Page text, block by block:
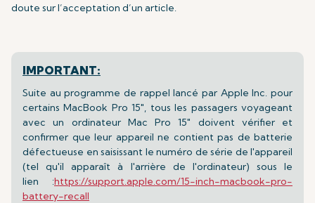
doute sur l’acceptation d’un article.
IMPORTANT:
Suite au programme de rappel lancé par Apple Inc. pour
certains MacBook Pro 15", tous les passagers voyageant
avec un ordinateur Mac Pro 15" doivent vérifier et
confirmer que leur appareil ne contient pas de batterie
défectueuse en saisissant le numéro de série de l'appareil
(tel qu'il apparaît à l'arrière de l'ordinateur) sous le
lien :https://support.apple.com/15-inch-macbook-pro-
battery-recall